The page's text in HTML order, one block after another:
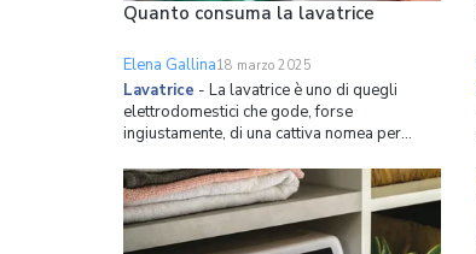
Quanto consuma la lavatrice
Elena Gallina18 marzo 2025
Lavatrice - La lavatrice è uno di quegli
elettrodomestici che gode, forse
ingiustamente, di una cattiva nomea per
brutta fama è probabilmente il residuo dei
tempi, indicativamente fino a 20 anni fa,
quando effettivamente queste macchine
consumavano parecchia energi